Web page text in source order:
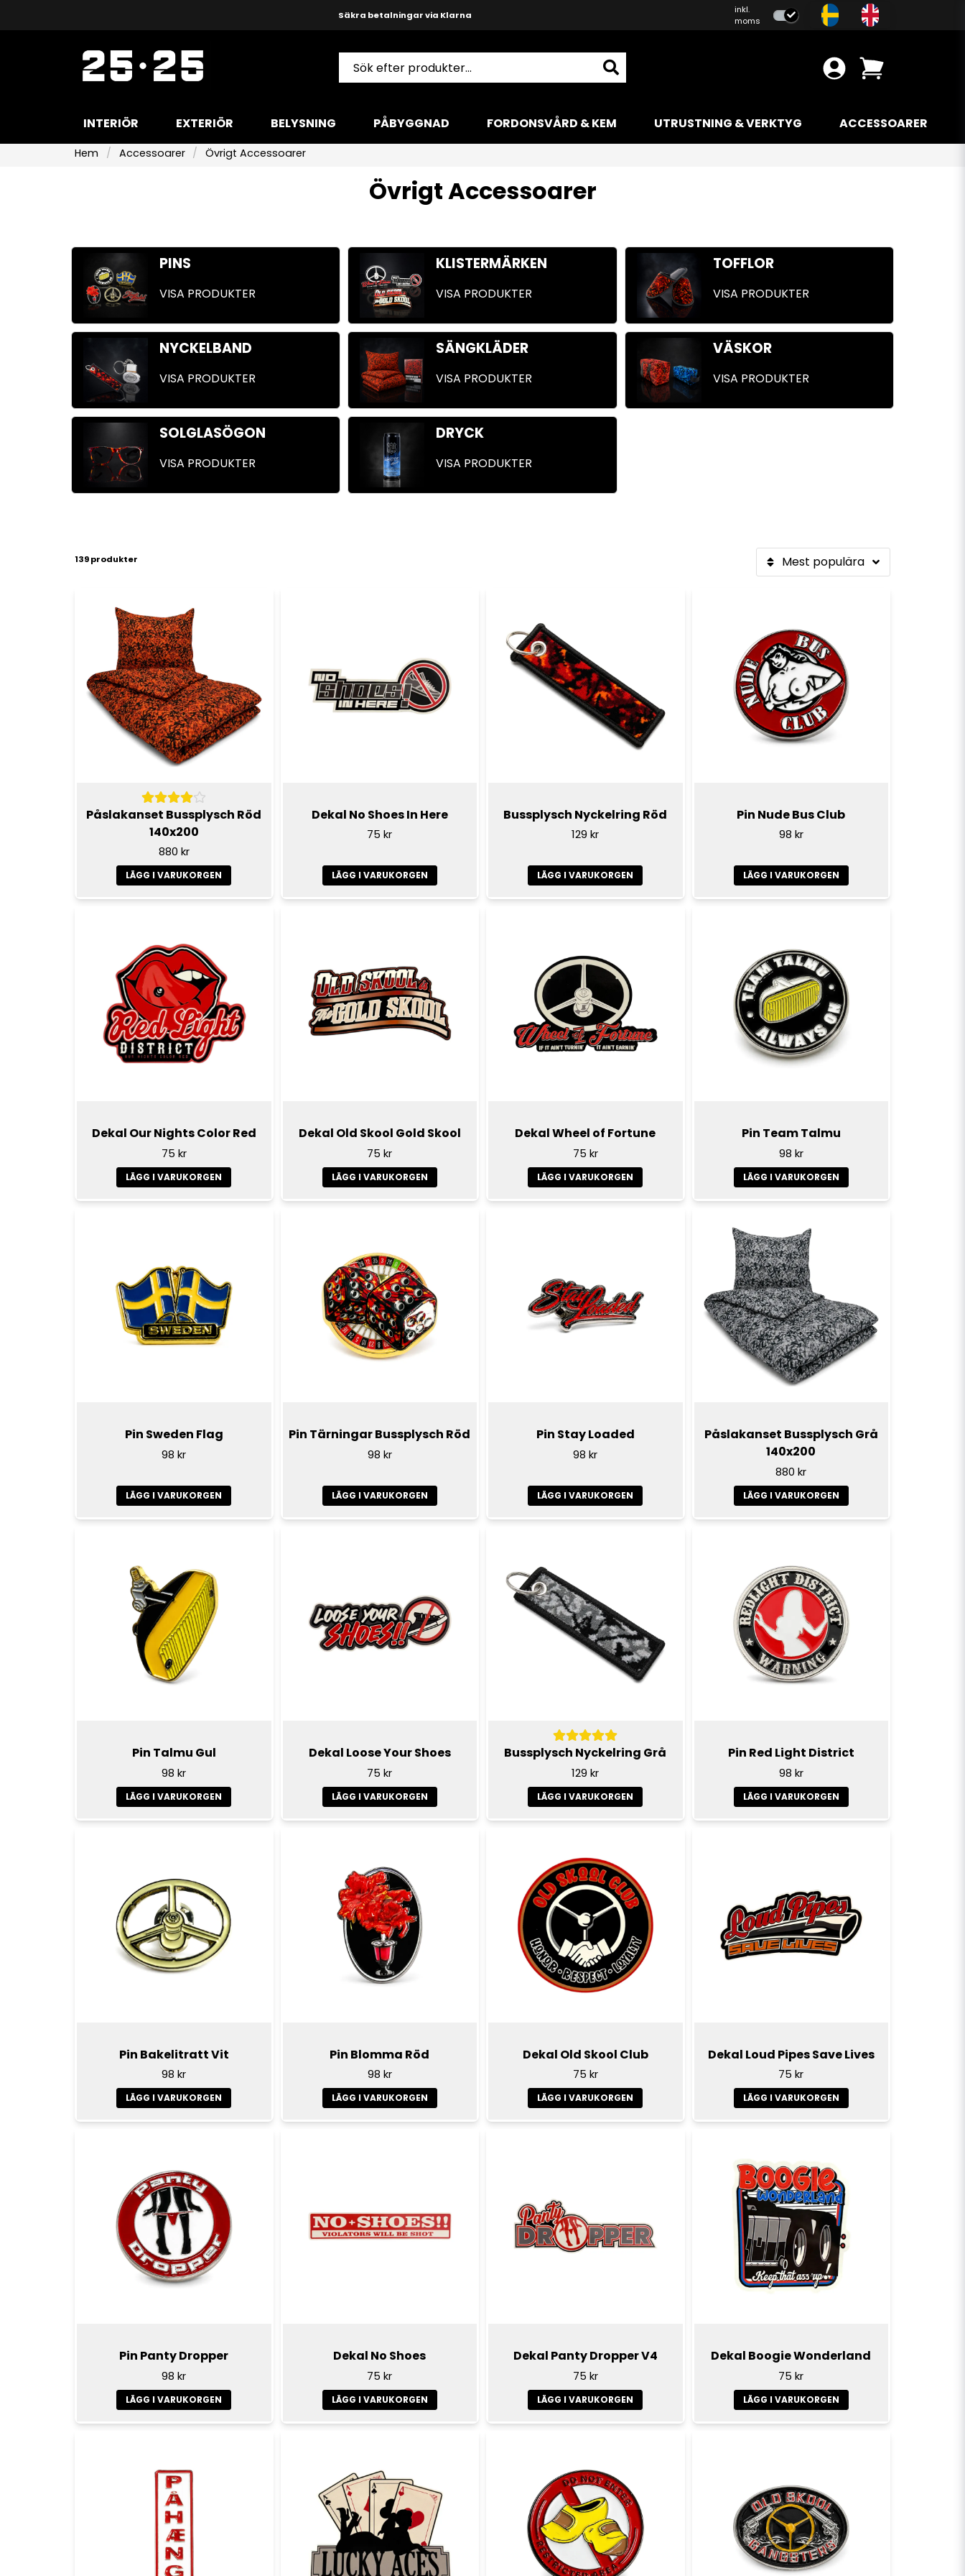
Snabba leveranser med DHL
inkl.
moms
INTERIÖR EXTERIÖR BELYSNING PÅBYGGNAD FORDONSVÅRD & KEM UTRUSTNING & VERKTYG ACCESSOARER
Hem Accessoarer Övrigt Accessoarer
Övrigt Accessoarer
PINS
VISA PRODUKTER
KLISTERMÄRKEN
VISA PRODUKTER
TOFFLOR
VISA PRODUKTER
NYCKELBAND
VISA PRODUKTER
SÄNGKLÄDER
VISA PRODUKTER
VÄSKOR
VISA PRODUKTER
SOLGLASÖGON
VISA PRODUKTER
DRYCK
VISA PRODUKTER
139 produkter Mest populära
Påslakanset Bussplysch Röd
140x200
880 kr
LÄGG I VARUKORGEN
Dekal No Shoes In Here
75 kr
LÄGG I VARUKORGEN
Bussplysch Nyckelring Röd
129 kr
LÄGG I VARUKORGEN
Pin Nude Bus Club
98 kr
LÄGG I VARUKORGEN
Dekal Our Nights Color Red
75 kr
LÄGG I VARUKORGEN
Dekal Old Skool Gold Skool
75 kr
LÄGG I VARUKORGEN
Dekal Wheel of Fortune
75 kr
LÄGG I VARUKORGEN
Pin Team Talmu
98 kr
LÄGG I VARUKORGEN
Pin Sweden Flag
98 kr
LÄGG I VARUKORGEN
Pin Tärningar Bussplysch Röd
98 kr
LÄGG I VARUKORGEN
Pin Stay Loaded
98 kr
LÄGG I VARUKORGEN
Påslakanset Bussplysch Grå
140x200
880 kr
LÄGG I VARUKORGEN
Pin Talmu Gul
98 kr
LÄGG I VARUKORGEN
Dekal Loose Your Shoes
75 kr
LÄGG I VARUKORGEN
Bussplysch Nyckelring Grå
129 kr
LÄGG I VARUKORGEN
Pin Red Light District
98 kr
LÄGG I VARUKORGEN
Pin Bakelitratt Vit
98 kr
LÄGG I VARUKORGEN
Pin Blomma Röd
98 kr
LÄGG I VARUKORGEN
Dekal Old Skool Club
75 kr
LÄGG I VARUKORGEN
Dekal Loud Pipes Save Lives
75 kr
LÄGG I VARUKORGEN
Pin Panty Dropper
98 kr
LÄGG I VARUKORGEN
Dekal No Shoes
75 kr
LÄGG I VARUKORGEN
Dekal Panty Dropper V4
75 kr
LÄGG I VARUKORGEN
Dekal Boogie Wonderland
75 kr
LÄGG I VARUKORGEN